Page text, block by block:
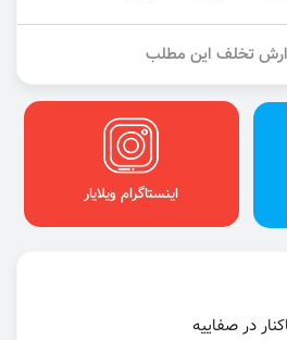
تخلف این مطلب
اینستاگرام ویلایار
در صفاییه